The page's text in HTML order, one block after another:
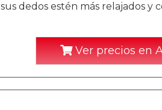
dedos estén más relajados y
Ver precios en